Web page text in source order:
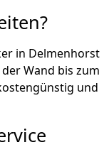
in Delmenhorst
Wand bis zum
und